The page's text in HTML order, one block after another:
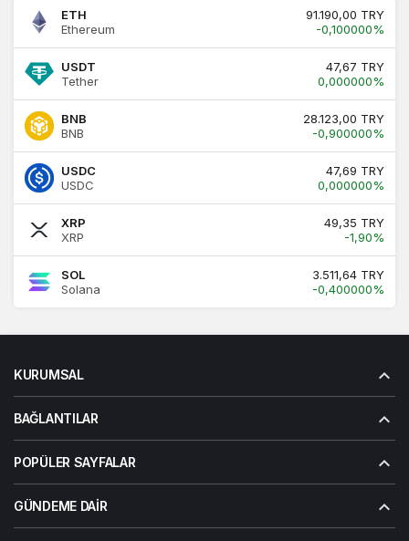
ETH
Ethereum
91.190,00 TRY
-0,100000%
USDT
Tether
47,67 TRY
0,000000%
BNB
BNB
28.123,00 TRY
-0,900000%
USDC
USDC
47,69 TRY
0,000000%
XRP
XRP
49,35 TRY
-1,90%
SOL
Solana
3.511,64 TRY
-0,400000%
KURUMSAL
BAĞLANTILAR
POPÜLER SAYFALAR
GÜNDEME DAIR